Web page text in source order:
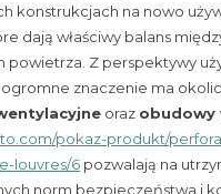
konstrukcjach na nowo
dają właściwy balans
powietrza. Z perspektywy
znaczenie ma
oraz obudowy
pokaz-produkt/
louvres/6 pozwalają na
norm bezpieczeństwa i